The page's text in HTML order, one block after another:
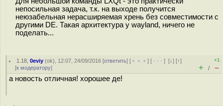
непосильная задача, т.к. на выходе получится
неюзабельная нерасширяемая хрень без совместимости с
другими DE. Такая архитектура у wayland, ничего не
поделать...
1.18 ,0eviy (ok), 12:07, 24/09/2016 [ответить] [ ﹢﹢﹢] [ · · ·][↓] [↑]
[к модератору]
+1
+ / –
а новость отличная! хорошее де!